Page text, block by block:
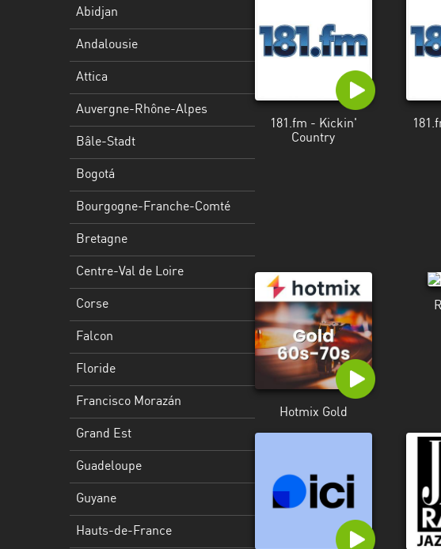
Bourgogne-
Guadeloupe
Abidjan
Andalousie
Attica
Auvergne-Rhône-Alpes
Bâle-Stadt
Bogotá
Bourgogne-Franche-Comté
Bretagne
Centre-Val de Loire
Corse
Falcon
Floride
Francisco Morazán
Grand Est
Guadeloupe
Guyane
Hauts-de-France
181.fm - Kickin'
Country
Hotmix Gold